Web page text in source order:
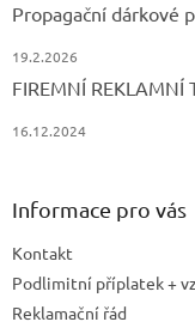
Propagační dárkové
19.2.2026
FIREMNÍ REKLAMNÍ
16.12.2024
Informace pro vás
Kontakt
Podlimitní příplatek +
Reklamační řád